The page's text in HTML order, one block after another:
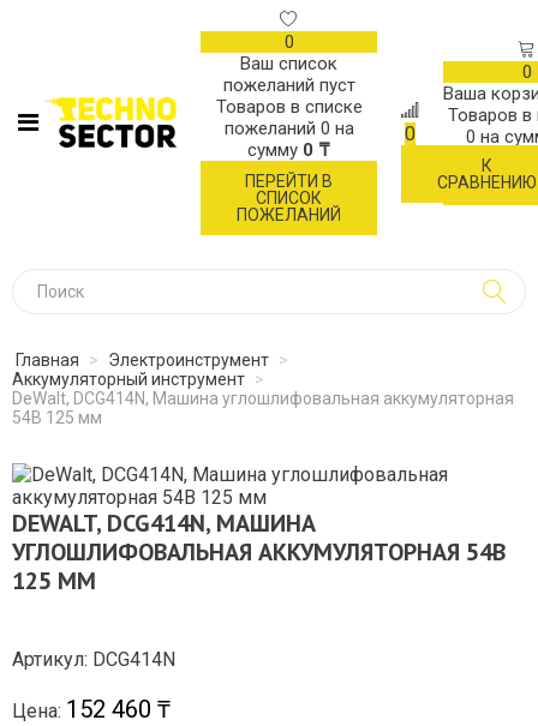
0
Ваш список
пожеланий пуст
Товаров в списке
пожеланий 0 на
сумму 0 ₸
ПЕРЕЙТИ В
СПИСОК
ПОЖЕЛАНИЙ
0
К
СРАВНЕНИЮ
0
Ваша
Товаров в
0 на
Главная > Электроинструмент >
Аккумуляторный инструмент >
DeWalt, DCG414N, Машина углошлифовальная аккумуляторная
54В 125 мм
DEWALT, DCG414N, МАШИНА
УГЛОШЛИФОВАЛЬНАЯ АККУМУЛЯТОРНАЯ 54В
125 ММ
Артикул: DCG414N
Цена: 152 460 ₸